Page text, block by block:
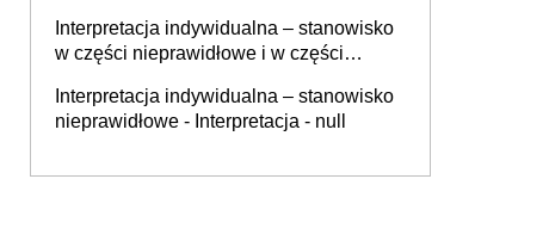
Interpretacja indywidualna – stanowisko
w części nieprawidłowe i w części
Interpretacja indywidualna – stanowisko
nieprawidłowe - Interpretacja - null